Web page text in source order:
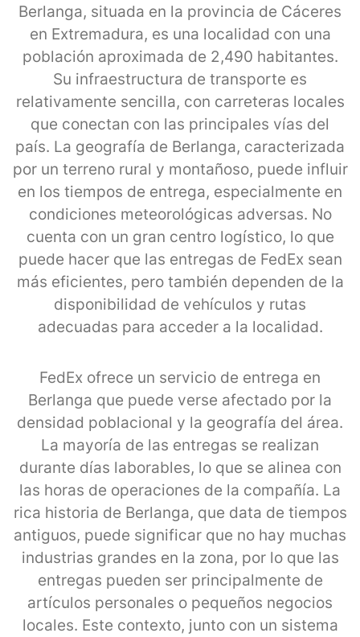
Berlanga, situada en la provincia de Cáceres
en Extremadura, es una localidad con una
población aproximada de 2,490 habitantes.
Su infraestructura de transporte es
relativamente sencilla, con carreteras locales
que conectan con las principales vías del
país. La geografía de Berlanga, caracterizada
por un terreno rural y montañoso, puede influir
en los tiempos de entrega, especialmente en
condiciones meteorológicas adversas. No
cuenta con un gran centro logístico, lo que
puede hacer que las entregas de FedEx sean
más eficientes, pero también dependen de la
disponibilidad de vehículos y rutas
adecuadas para acceder a la localidad.
FedEx ofrece un servicio de entrega en
Berlanga que puede verse afectado por la
densidad poblacional y la geografía del área.
La mayoría de las entregas se realizan
durante días laborables, lo que se alinea con
las horas de operaciones de la compañía. La
rica historia de Berlanga, que data de tiempos
antiguos, puede significar que no hay muchas
industrias grandes en la zona, por lo que las
entregas pueden ser principalmente de
artículos personales o pequeños negocios
locales. Este contexto, junto con un sistema